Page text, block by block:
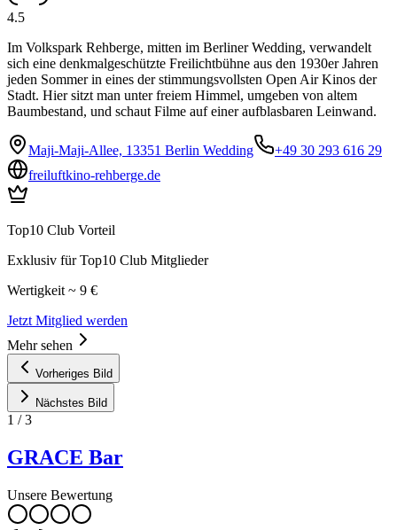
4.5
Im Volkspark Rehberge, mitten im Berliner Wedding, verwandelt
sich eine denkmalgeschützte Freilichtbühne aus den 1930er Jahren
jeden Sommer in eines der stimmungsvollsten Open Air Kinos der
Stadt. Hier sitzt man unter freiem Himmel, umgeben von altem
Baumbestand, und schaut Filme auf einer aufblasbaren Leinwand.
Maji-Maji-Allee, 13351 Berlin Wedding
+49 30 293 616 29
freiluftkino-rehberge.de
Top10 Club Vorteil
Exklusiv für Top10 Club Mitglieder
Wertigkeit ~ 9 €
Jetzt Mitglied werden
Mehr sehen
Vorheriges Bild
Nächstes Bild
1 /3
GRACE Bar
Unsere Bewertung